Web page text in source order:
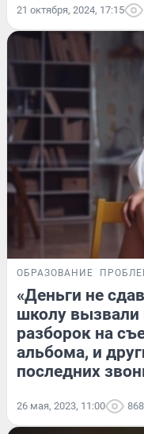
21 октября, 2024, 17:15
ОБРАЗОВАНИЕ
«Деньги не
школу
разборок на
альбома, и
последних
26 мая, 2023, 11:00 868